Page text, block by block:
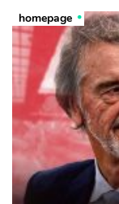
homepage